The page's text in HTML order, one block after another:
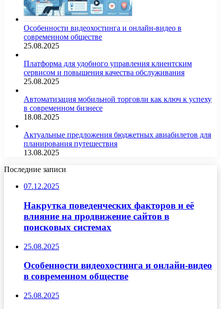
Особенности видеохостинга и онлайн-видео в
современном обществе
25.08.2025
Платформа для удобного управления клиентским
сервисом и повышения качества обслуживания
25.08.2025
Автоматизация мобильной торговли как ключ к успеху
в современном бизнесе
18.08.2025
Актуальные предложения бюджетных авиабилетов для
планирования путешествия
13.08.2025
Последние записи
07.12.2025
Накрутка поведенческих факторов и её
влияние на продвижение сайтов в
поисковых системах
25.08.2025
Особенности видеохостинга и онлайн-видео
в современном обществе
25.08.2025